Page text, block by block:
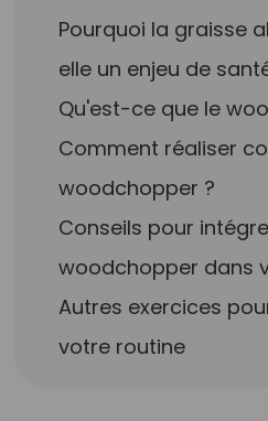
Pourquoi la graisse
elle un enjeu de
Qu'est-ce que le
Comment réaliser
woodchopper ?
Conseils pour
woodchopper dans
Autres exercices
votre routine